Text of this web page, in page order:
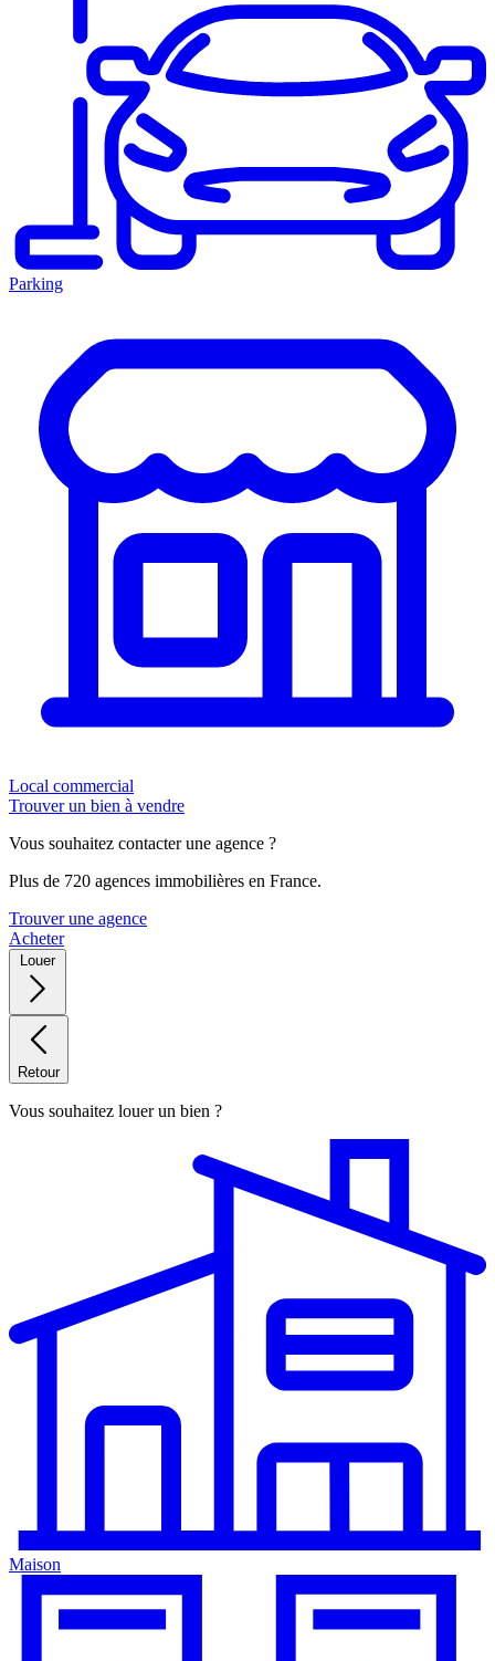
Parking
Local commercial
Trouver un bien à vendre
Vous souhaitez contacter une agence ?
Plus de 720 agences immobilières en France.
Trouver une agence
Acheter
Louer
Retour
Vous souhaitez louer un bien ?
Maison